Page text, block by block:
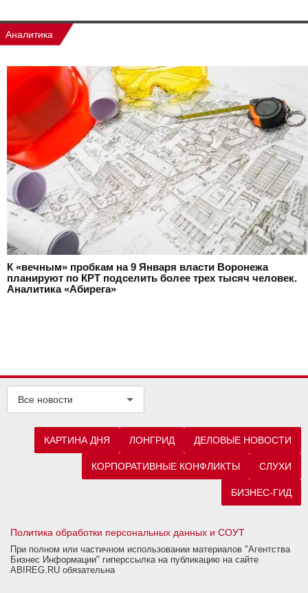
Аналитика
К «вечным» пробкам на 9 Января власти Воронежа
планируют по КРТ подселить более трех тысяч человек.
Аналитика «Абирега»
Все новости
КАРТИНА ДНЯ ЛОНГРИД ДЕЛОВЫЕ НОВОСТИ
КОРПОРАТИВНЫЕ КОНФЛИКТЫ СЛУХИ
БИЗНЕС-ГИД
Политика обработки персональных данных и СОУТ
При полном или частичном использовании материалов "Агентства
Бизнес Информации" гиперссылка на публикацию на сайте
ABIREG.RU обязательна